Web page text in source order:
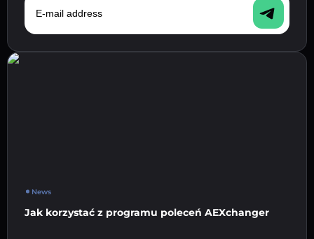
News
Jak korzystać z programu poleceń AEXchanger